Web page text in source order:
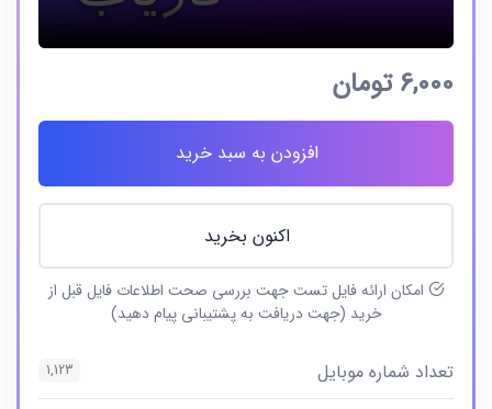
6,000تومان
افزودن به سبد خرید
اکنون بخرید
امکان ارائه فایل تست جهت بررسی صحت اطلاعات فایل قبل از
خرید (جهت دریافت به پشتیبانی پیام دهید)
تعداد شماره موبایل 1,123